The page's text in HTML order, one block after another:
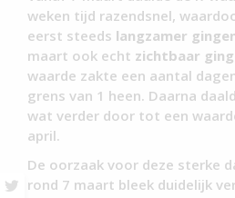
weken tijd razendsnel,
eerst steeds langzamer
maart ook echt zichtbaar
waarde zakte een aantal
grens van 1 heen. Daarna
wat verder door tot een
april.
De oorzaak voor deze sterke
rond 7 maart bleek duidelijk